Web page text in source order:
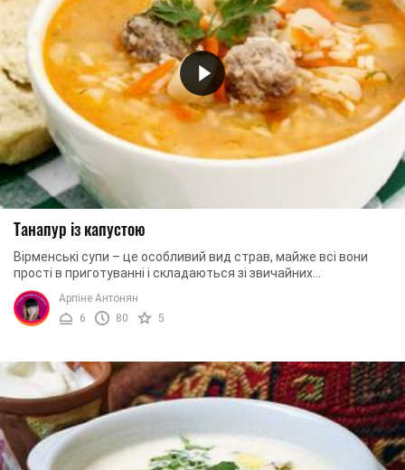
Танапур із капустою
Вірменські супи – це особливий вид страв, майже всі вони
прості в приготуванні і складаються зі звичайних
натуральних продуктів, часто дуже дешевих, ...
Арпіне Антонян
6
80 5